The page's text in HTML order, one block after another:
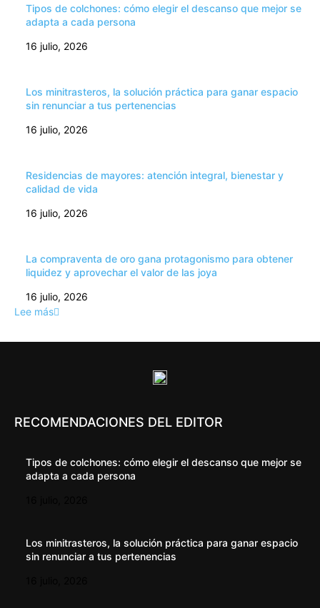
Tipos de colchones: cómo elegir el descanso que mejor se
adapta a cada persona
16 julio, 2026
Los minitrasteros, la solución práctica para ganar espacio
sin renunciar a tus pertenencias
16 julio, 2026
Residencias de mayores: atención integral, bienestar y
calidad de vida
16 julio, 2026
La compraventa de oro gana protagonismo para obtener
liquidez y aprovechar el valor de las joya
16 julio, 2026
Lee más
RECOMENDACIONES DEL EDITOR
Tipos de colchones: cómo elegir el descanso que mejor se
adapta a cada persona
Los minitrasteros, la solución práctica para ganar espacio
sin renunciar a tus pertenencias